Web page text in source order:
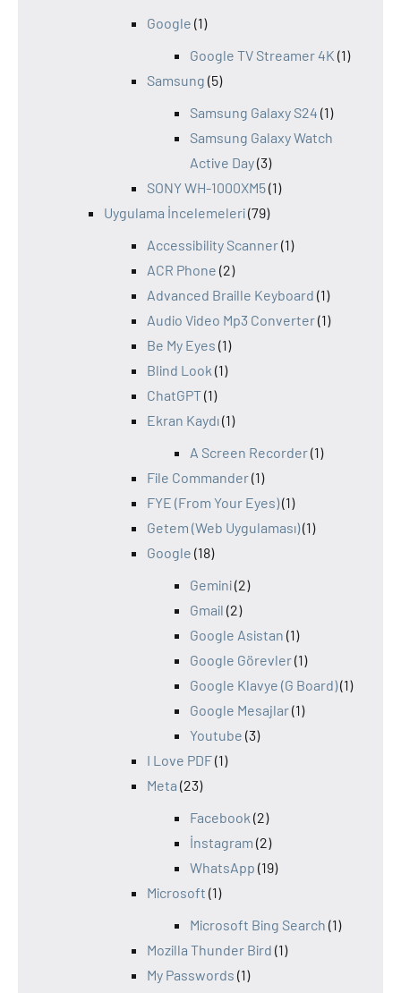
Google (1)
Google TV Streamer 4K (1)
Samsung (5)
Samsung Galaxy S24 (1)
Samsung Galaxy Watch
Active Day(3)
SONY WH-1000XM5(1)
Uygulama İncelemeleri(79)
Accessibility Scanner(1)
ACR Phone (2)
Advanced Braille Keyboard (1)
Audio Video Mp3 Converter(1)
Be My Eyes (1)
Blind Look (1)
ChatGPT(1)
Ekran Kaydı(1)
A Screen Recorder(1)
File Commander(1)
FYE (From Your Eyes)(1)
Getem (Web Uygulaması)(1)
Google (18)
Gemini(2)
Gmail (2)
Google Asistan (1)
Google Görevler(1)
Google Klavye (G Board)(1)
Google Mesajlar(1)
Youtube (3)
I Love PDF(1)
Meta (23)
Facebook (2)
İnstagram (2)
WhatsApp (19)
Microsoft (1)
Microsoft Bing Search (1)
Mozilla Thunder Bird (1)
My Passwords (1)